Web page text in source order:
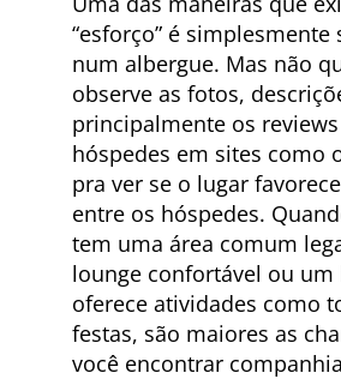
“esforço” é simplesmente
num albergue. Mas não
observe as fotos,
principalmente os
hóspedes em sites como
pra ver se o lugar
entre os hóspedes.
tem uma área comum
lounge confortável ou um
oferece atividades como
festas, são maiores as
você encontrar